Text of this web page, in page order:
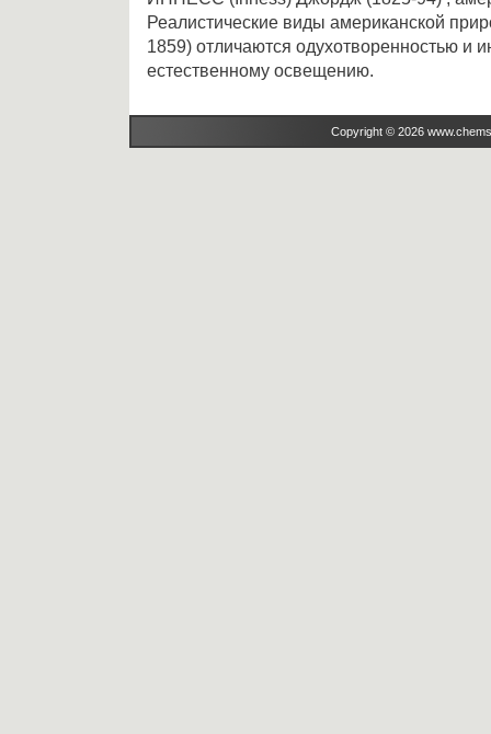
Реалистические виды американской
1859) отличаются одухотворенностью и
естественному освещению.
Copyright © 2026